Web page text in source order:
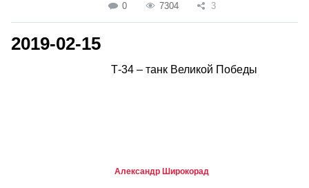
0 7304 3
2019-02-15
Т-34 – танк Великой Победы
Александр Широкорад